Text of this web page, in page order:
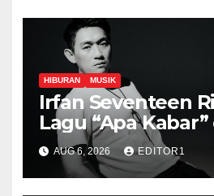
HIBURAN MUSIK
Irfan Seventeen
Lagu “Apa Kabar”
Terbaru
AUG 6, 2026 EDITOR1